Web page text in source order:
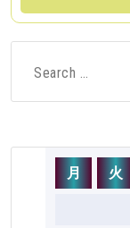
Search
月 火